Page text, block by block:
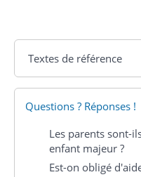
Textes de référence
Questions ? Réponses !
Les parents sont-
enfant majeur ?
Est-on obligé